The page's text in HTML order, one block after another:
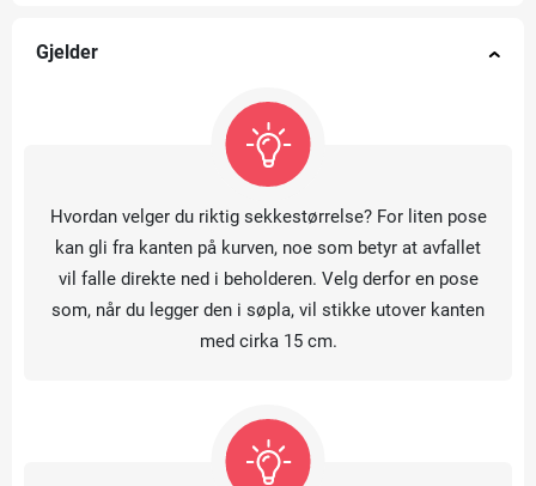
Gjelder
Hvordan velger du riktig sekkestørrelse? For liten pose
kan gli fra kanten på kurven, noe som betyr at avfallet
vil falle direkte ned i beholderen. Velg derfor en pose
som, når du legger den i søpla, vil stikke utover kanten
med cirka 15 cm.